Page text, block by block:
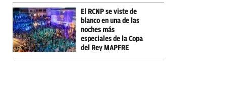
El RCNP se viste de
blanco en una de las
noches más
especiales de la Copa
del Rey MAPFRE